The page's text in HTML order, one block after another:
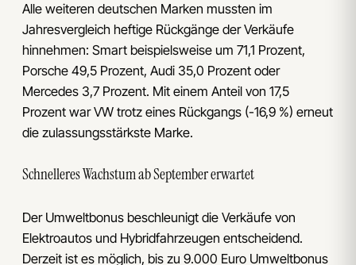
Alle weiteren deutschen Marken mussten im
Jahresvergleich heftige Rückgänge der Verkäufe
hinnehmen: Smart beispielsweise um 71,1 Prozent,
Porsche 49,5 Prozent, Audi 35,0 Prozent oder
Mercedes 3,7 Prozent. Mit einem Anteil von 17,5
Prozent war VW trotz eines Rückgangs (-16,9 %) erneut
die zulassungsstärkste Marke.
Schnelleres Wachstum ab September erwartet
Der Umweltbonus beschleunigt die Verkäufe von
Elektroautos und Hybridfahrzeugen entscheidend.
Derzeit ist es möglich, bis zu 9.000 Euro Umweltbonus